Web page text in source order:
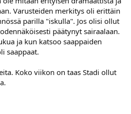
Varusteiden merkitys oli erittäin
parilla "iskulla". Jos olisi ollut
päätynyt sairaalaan.
ja kun katsoo saappaiden
saappaat.
Koko viikon on taas Stadi ollut